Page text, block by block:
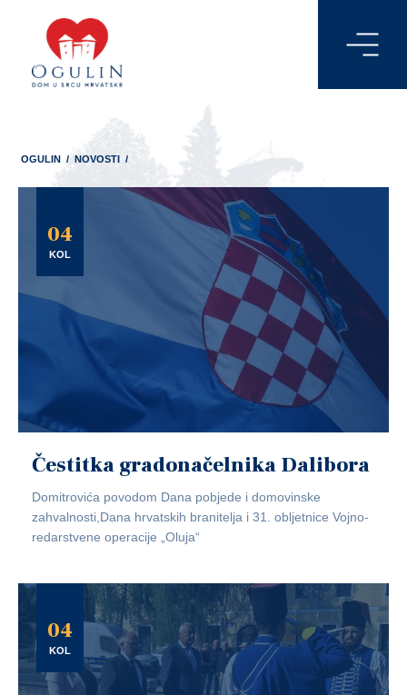
OGULIN / NOVOSTI /
04
KOL
Čestitka gradonačelnika Dalibora
Domitrovića povodom Dana pobjede i domovinske
zahvalnosti,Dana hrvatskih branitelja i 31. obljetnice Vojno-
redarstvene operacije „Oluja“
04
KOL